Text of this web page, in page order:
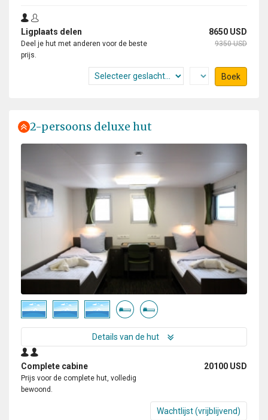
Ligplaats delen 8650 USD
Deel je hut met anderen voor de beste
prijs.
9350 USD
Boek
2-persoons deluxe hut
Details van de hut
Complete cabine 20100 USD
Prijs voor de complete hut, volledig
bewoond.
Wachtlijst (vrijblijvend)